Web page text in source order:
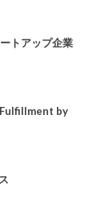
トアップ企業
Fulfillment by